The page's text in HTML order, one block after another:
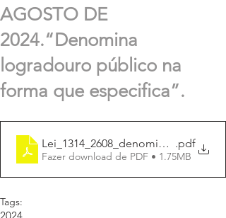
AGOSTO DE
2024.“Denomina
logradouro público na
forma que especifica”.
.pdf
Fazer download de PDF • 1.75MB
Tags: